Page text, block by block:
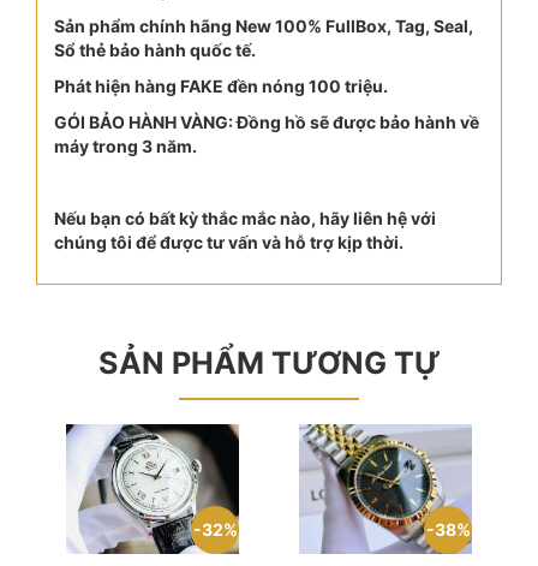
Sản phẩm chính hãng New 100% FullBox, Tag, Seal,
Sổ thẻ bảo hành quốc tế.
Phát hiện hàng FAKE đền nóng 100 triệu.
GÓI BẢO HÀNH VÀNG: Đồng hồ sẽ được bảo hành về
máy trong 3 năm.
Nếu bạn có bất kỳ thắc mắc nào, hãy liên hệ với
chúng tôi để được tư vấn và hỗ trợ kịp thời.
SẢN PHẨM TƯƠNG TỰ
32% 38%